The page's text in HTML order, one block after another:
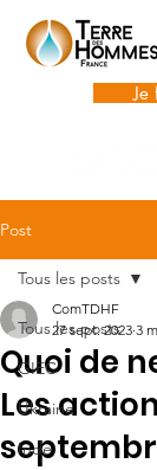
Je
Post
Tous les posts
GIEC
Ukraine
Inde
Tous les posts
Quoi de
Les
ComTDHF
27 sept. 2023 3